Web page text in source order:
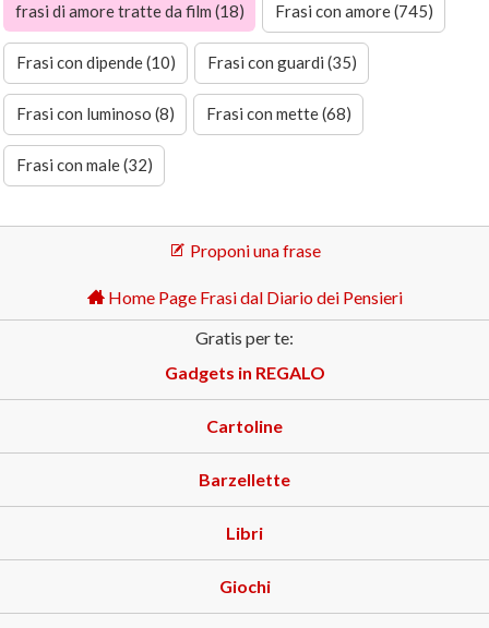
frasi di amore tratte da film (18) Frasi con amore (745)
Frasi con dipende (10) Frasi con guardi (35)
Frasi con luminoso (8) Frasi con mette (68)
Frasi con male (32)
Proponi una frase
Home Page Frasi dal Diario dei Pensieri
Gratis per te:
Gadgets in REGALO
Cartoline
Barzellette
Libri
Giochi